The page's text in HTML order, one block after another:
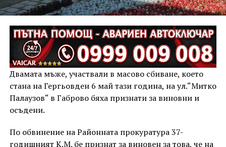
Двамата мъже, участвали в масово сбиване, което
стана на Гергьовден 6 май тази година, на ул.“Митко
Палаузов“ в Габрово бяха признати за виновни и
осъдени.
По обвинение на Районната прокуратура 37-
годишният К.М. бе признат за виновен за това, че на